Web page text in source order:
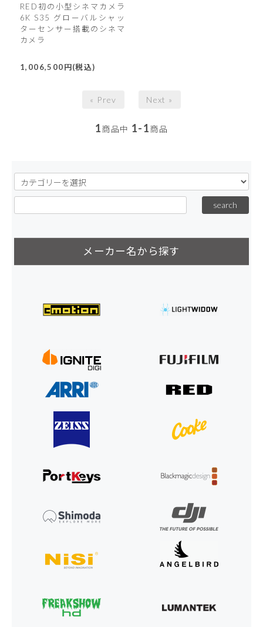
RED初の小型シネマカメラ
6K S35 グローバルシャッ
ターセンサー搭載のシネマ
カメラ
1,006,500円(税込)
« Prev Next »
1商品中 1-1商品
メーカー名から探す